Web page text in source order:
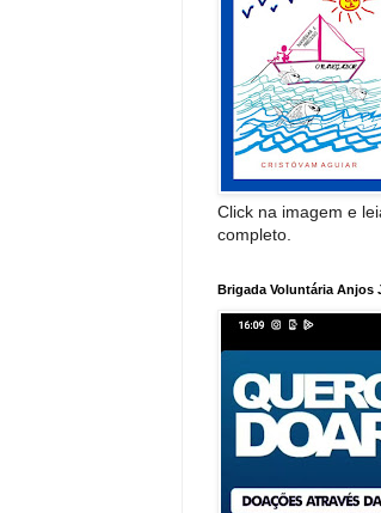
Click na imagem e
completo.
Brigada Voluntária Anjos